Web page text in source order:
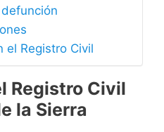
el Registro Civil
Registro Civil
la Sierra